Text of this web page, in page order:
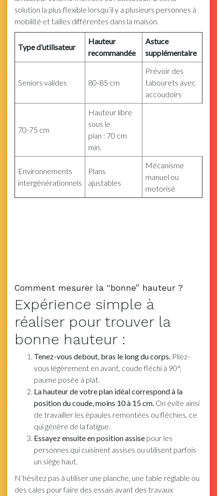
solution la plus flexible lorsqu’il y a plusieurs personnes à
mobilité et tailles différentes dans la maison.
Type d’utilisateur
Hauteur
recommandée
Astuce
supplémentaire
Seniors valides 80-85 cm
Prévoir des
tabourets avec
accoudoirs
70-75 cm
Hauteur libre
sous le
plan : 70 cm
min.
Environnements
intergénérationnels
Plans
ajustables
Mécanisme
manuel ou
motorisé
Comment mesurer la “bonne” hauteur ?
Expérience simple à
réaliser pour trouver la
bonne hauteur :
Tenez-vous debout, bras le long du corps. Pliez-
vous légèrement en avant, coude fléchi à 90°,
paume posée à plat.
La hauteur de votre plan idéal correspond à la
position du coude, moins 10 à 15 cm. On évite ainsi
de travailler les épaules remontées ou fléchies, ce
qui génère de la fatigue.
Essayez ensuite en position assise pour les
personnes qui cuisinent assises ou utilisent parfois
un siège haut.
N’hésitez pas à utiliser une planche, une table réglable ou
des cales pour faire des essais avant des travaux